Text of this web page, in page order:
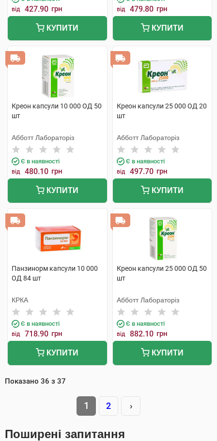
від 427.90 грн
КУПИТИ
від 479.80 грн
КУПИТИ
Креон капсули 10 000 ОД 50
шт
Абботт Лабораторіз
Є в наявності
від 480.10 грн
КУПИТИ
Креон капсули 25 000 ОД 20
шт
Абботт Лабораторіз
Є в наявності
від 497.70 грн
КУПИТИ
Панзинорм капсули 10 000
ОД 84 шт
КРКА
Є в наявності
від 718.90 грн
КУПИТИ
Креон капсули 25 000 ОД 50
шт
Абботт Лабораторіз
Є в наявності
від 882.10 грн
КУПИТИ
Показано 36 з 37
1 2 ›
Поширені запитання